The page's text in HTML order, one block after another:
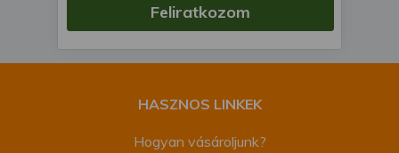
Feliratkozom
HASZNOS LINKEK
Hogyan vásároljunk?